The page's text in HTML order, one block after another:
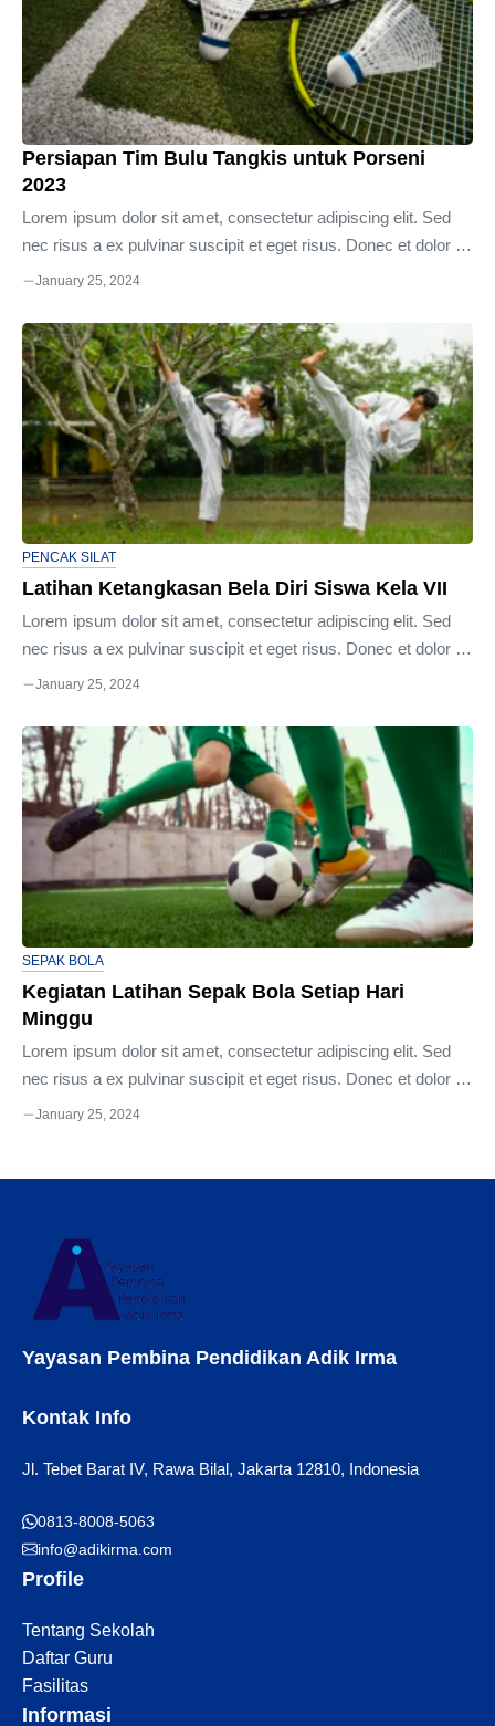
volutpat, nulla ac pharetra ultrices, urna lacus porttitor nisl,
vitae ...
Persiapan Tim Bulu Tangkis untuk Porseni
2023
Lorem ipsum dolor sit amet, consectetur adipiscing elit. Sed
nec risus a ex pulvinar suscipit et eget risus. Donec et dolor in
sapien laoreet semper quis in mi. Donec at semper dui, et
vel. Duis a molestie ex, sit amet egestas neque. Vivamus eu
elementum mi. Nulla auctor ligula turpis, ut dapibus nibh
interdum aliquet. Aliquam at vestibulum mauris. Vestibulum
volutpat, nulla ac pharetra ultrices, urna lacus porttitor nisl,
vitae ...
January 25, 2024
PENCAK SILAT
Latihan Ketangkasan Bela Diri Siswa Kela VII
Lorem ipsum dolor sit amet, consectetur adipiscing elit. Sed
nec risus a ex pulvinar suscipit et eget risus. Donec et dolor in
sapien laoreet semper quis in mi. Donec at semper dui, et
vel. Duis a molestie ex, sit amet egestas neque. Vivamus eu
elementum mi. Nulla auctor ligula turpis, ut dapibus nibh
interdum aliquet. Aliquam at vestibulum mauris. Vestibulum
volutpat, nulla ac pharetra ultrices, urna lacus porttitor nisl,
vitae ...
January 25, 2024
SEPAK BOLA
Kegiatan Latihan Sepak Bola Setiap Hari
Minggu
Lorem ipsum dolor sit amet, consectetur adipiscing elit. Sed
nec risus a ex pulvinar suscipit et eget risus. Donec et dolor in
sapien laoreet semper quis in mi. Donec at semper dui, et
volutpat, nulla ac pharetra ultrices, urna lacus porttitor nisl,
vitae ...
January 25, 2024
Yayasan Pembina Pendidikan Adik Irma
Kontak Info
Jl. Tebet Barat IV, Rawa Bilal, Jakarta 12810, Indonesia
0813-8008-5063
info@adikirma.com
Profile
Tentang Sekolah
Daftar Guru
Fasilitas
Informasi